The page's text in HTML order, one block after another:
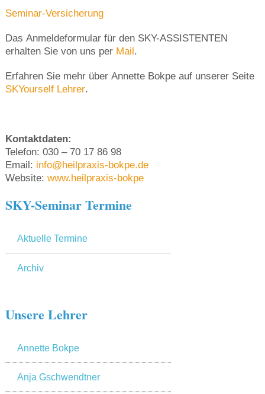
Seminar-Versicherung
Das Anmeldeformular für den SKY-ASSISTENTEN
erhalten Sie von uns per Mail.
Erfahren Sie mehr über Annette Bokpe auf unserer Seite
SKYourself Lehrer.
Kontaktdaten:
Telefon: 030 – 70 17 86 98
Email: info@heilpraxis-bokpe.de
Website: www.heilpraxis-bokpe
SKY-Seminar Termine
Aktuelle Termine
Archiv
Unsere Lehrer
Annette Bokpe
Anja Gschwendtner